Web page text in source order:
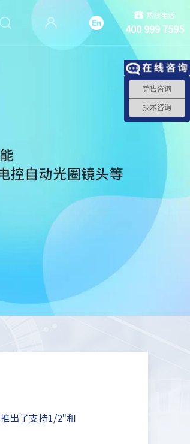
热线电话
400 999 7595
出了支持1/2"和
销售咨询
技术咨询